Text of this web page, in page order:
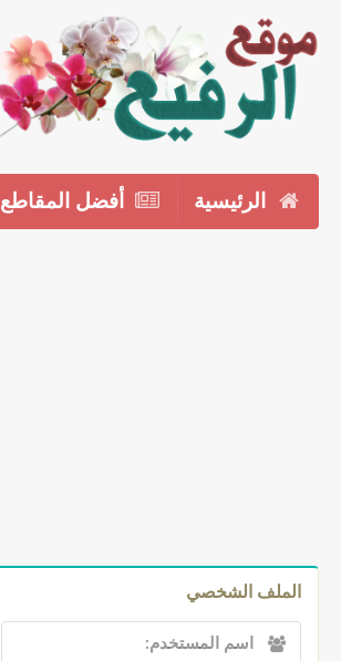
الرئيسية أفضل المقاطع
الملف الشخصي